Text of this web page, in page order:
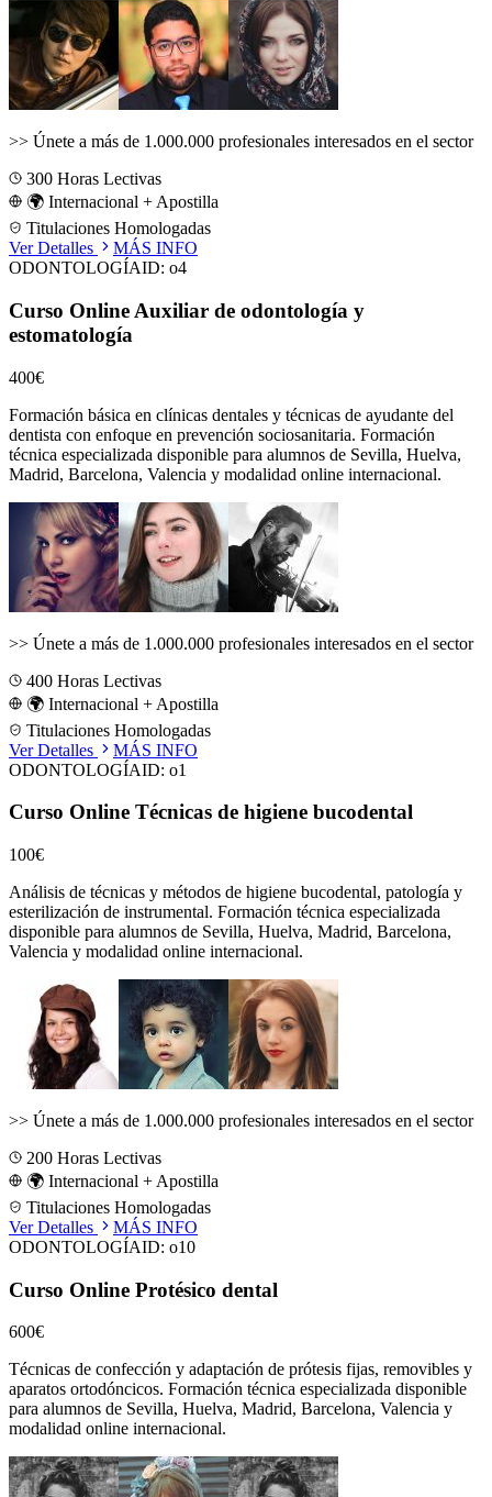
>> Únete a más de 1.000.000 profesionales interesados en el sector
300 Horas Lectivas
🌍 Internacional + Apostilla
Titulaciones Homologadas
Ver Detalles
MÁS INFO
ODONTOLOGÍAID: o4
Curso Online Auxiliar de odontología y
estomatología
400€
Formación básica en clínicas dentales y técnicas de ayudante del
dentista con enfoque en prevención sociosanitaria. Formación
técnica especializada disponible para alumnos de Sevilla, Huelva,
Madrid, Barcelona, Valencia y modalidad online internacional.
>> Únete a más de 1.000.000 profesionales interesados en el sector
400 Horas Lectivas
🌍 Internacional + Apostilla
Titulaciones Homologadas
Ver Detalles
MÁS INFO
ODONTOLOGÍAID: o1
Curso Online Técnicas de higiene bucodental
100€
Análisis de técnicas y métodos de higiene bucodental, patología y
esterilización de instrumental. Formación técnica especializada
disponible para alumnos de Sevilla, Huelva, Madrid, Barcelona,
Valencia y modalidad online internacional.
>> Únete a más de 1.000.000 profesionales interesados en el sector
200 Horas Lectivas
🌍 Internacional + Apostilla
Titulaciones Homologadas
Ver Detalles
MÁS INFO
ODONTOLOGÍAID: o10
Curso Online Protésico dental
600€
Técnicas de confección y adaptación de prótesis fijas, removibles y
aparatos ortodóncicos. Formación técnica especializada disponible
para alumnos de Sevilla, Huelva, Madrid, Barcelona, Valencia y
modalidad online internacional.